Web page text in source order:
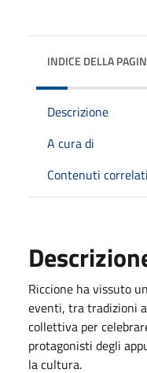
INDICE DELLA
Descrizione
A cura di
Contenuti correlati
Riccione ha vissuto
eventi, tra tradizioni
collettiva per
protagonisti degli
la cultura.